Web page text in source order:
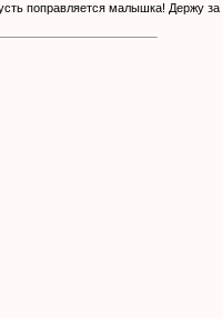
поправляется малышка! Держу за